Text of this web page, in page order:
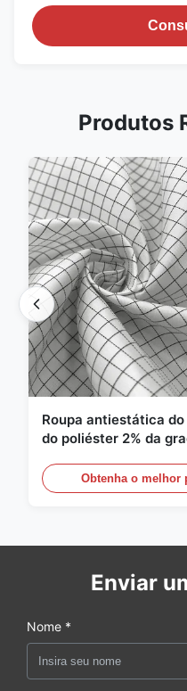
Produtos
Roupa antiestática
do poliéster 2% da
Obtenha o melhor
Enviar
Nome *